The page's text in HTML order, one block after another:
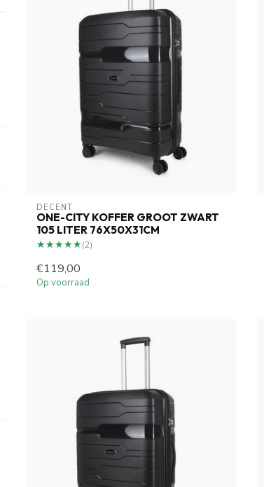
DECENT
ONE-CITY KOFFER GROOT ZWART
105 LITER 76X50X31CM
★★★★★
★★★★★(2)
€119,00
Op voorraad